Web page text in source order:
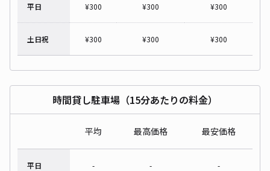
平日 ¥300 ¥300 ¥300
土日祝 ¥300 ¥300 ¥300
時間貸し駐車場（15分あたりの料金）
平均 最高価格 最安価格
平日 - - -